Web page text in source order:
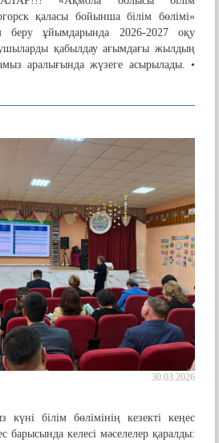
қаласы бойынша білім бөлімі»
беру ұйымдарында 2026-2027 оқу
қабылдау ағымдағы жылдың
аралығында жүзеге асырылады. •
30.03.2026
білім бөлімінің кезекті кеңес
барысында келесі мәселелер қаралды: